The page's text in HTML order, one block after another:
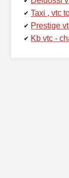
✔ Taxi , vtc
✔ Prestige
✔ Kb vtc -